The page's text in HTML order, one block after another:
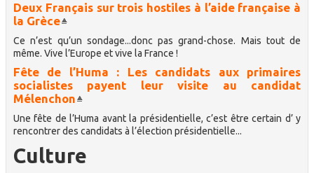
Deux Français sur trois hostiles à l’aide française à
la Grèce
Ce n’est qu’un sondage...donc pas grand-chose. Mais tout de
même. Vive l’Europe et vive la France !
Fête de l’Huma : Les candidats aux primaires
socialistes payent leur visite au candidat
Mélenchon
Une fête de l’Huma avant la présidentielle, c’est être certain d’ y
rencontrer des candidats à l’élection présidentielle...
Culture